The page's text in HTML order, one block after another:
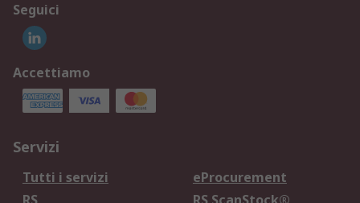
Seguici
Accettiamo
Servizi
Tutti i servizi
eProcurement